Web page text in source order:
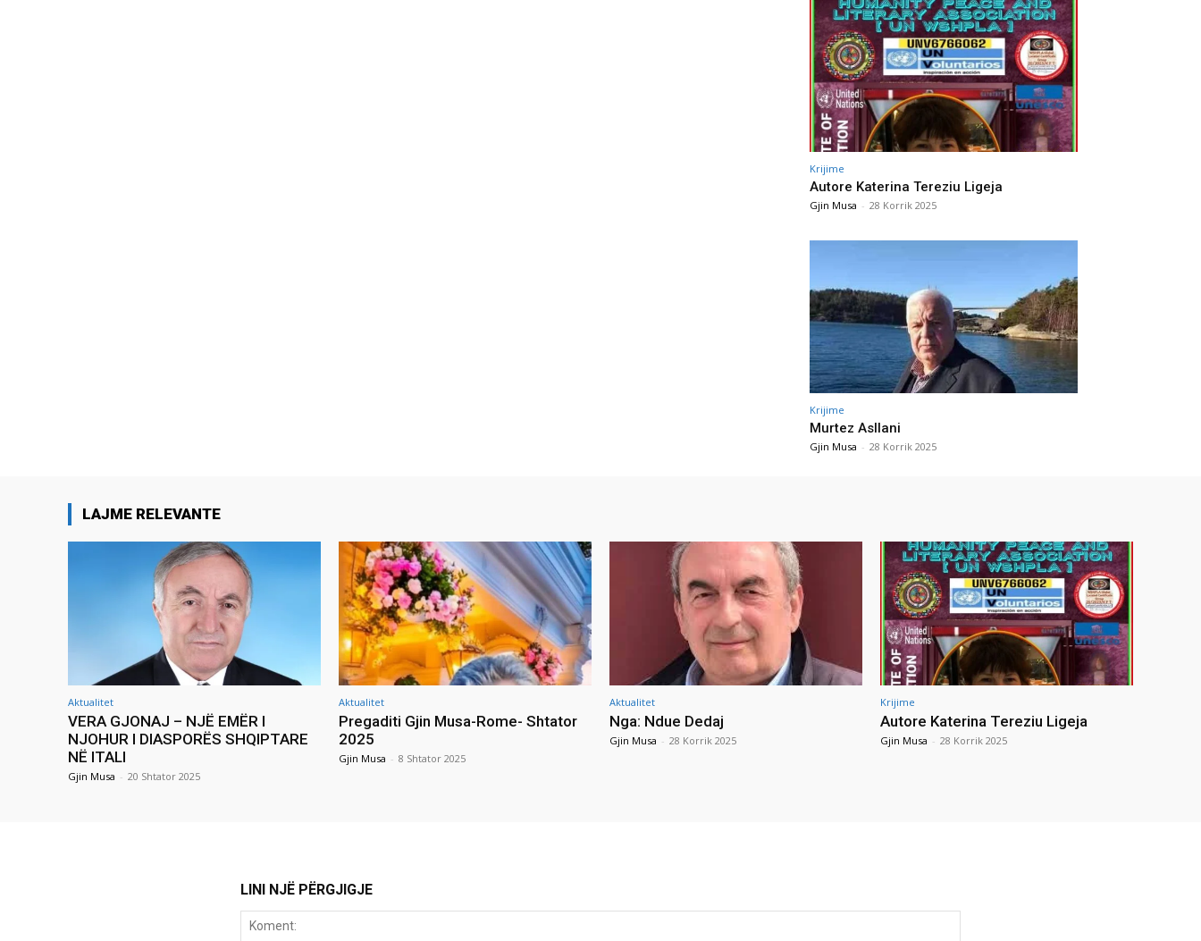
Krijime
Autore Katerina Tereziu Ligeja
Gjin Musa - 28 Korrik 2025
Krijime
Murtez Asllani
Gjin Musa - 28 Korrik 2025
LAJME RELEVANTE
Aktualitet
VERA GJONAJ – NJË EMËR I
NJOHUR I DIASPORËS SHQIPTARE
NË ITALI
Gjin Musa - 20 Shtator 2025
Aktualitet
Pregaditi Gjin Musa-Rome- Shtator
2025
Gjin Musa - 8 Shtator 2025
Aktualitet
Nga: Ndue Dedaj
Gjin Musa - 28 Korrik 2025
Krijime
Autore Katerina Tereziu Ligeja
Gjin Musa - 28 Korrik 2025
LINI NJË PËRGJIGJE